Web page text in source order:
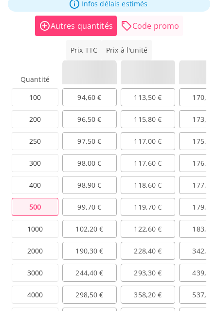
Infos délais estimés
Autres quantités Code promo
Prix TTC Prix à l'unité
Quantité
100
200
250
300
400
500
1000
2000
3000
4000
94,60 € 113,50 € 170,30
96,50 € 115,80 € 173,80
97,50 € 117,00 € 175,50
98,00 € 117,60 € 176,30
98,90 € 118,60 € 177,90
99,70 € 119,70 € 179,50
102,20 € 122,60 € 183,90
190,30 € 228,40 € 342,60
244,40 € 293,30 € 439,90
298,50 € 358,20 € 537,30